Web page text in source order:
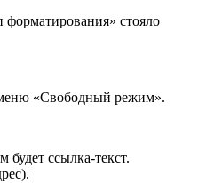
стояло
«Свободный режим».
ссылка-текст.